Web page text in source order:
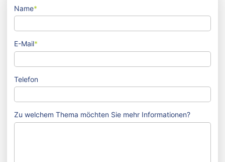
Name*
E-Mail*
Telefon
Zu welchem Thema möchten Sie mehr Informationen?